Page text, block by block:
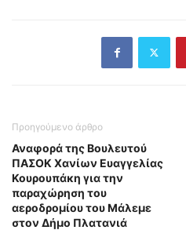
Προηγούμενο άρθρο
Αναφορά της Βουλευτού
ΠΑΣΟΚ Χανίων Ευαγγελίας
Κουρουπάκη για την
παραχώρηση του
αεροδρομίου του Μάλεμε
στον Δήμο Πλατανιά